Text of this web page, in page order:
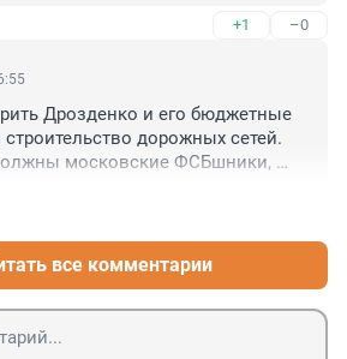
+1 –0
Дрозденко и его бюджетные
дорожных сетей.
московские ФСБшники,
все комментарии